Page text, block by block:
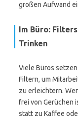
großen Aufwand
Im Büro:
Trinken
Viele Büros
Filtern, um
zu erleichtern.
frei von Gerüchen
statt zu Kaffee